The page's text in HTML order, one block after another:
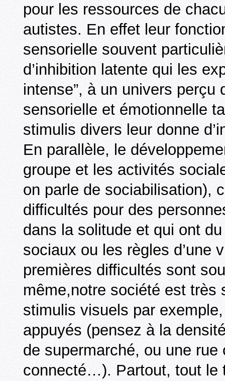
pour les ressources de
autistes. En effet leur
sensorielle souvent
d’inhibition latente qui les
intense”, à un univers
sensorielle et émotionnelle
stimulis divers leur donne
En parallèle, le
groupe et les activités
on parle de sociabilisation),
difficultés pour des
dans la solitude et qui ont
sociaux ou les règles d’une
premières difficultés sont
même,notre société est
stimulis visuels par
appuyés (pensez à la
de supermarché, ou une
connecté…). Partout, tout le